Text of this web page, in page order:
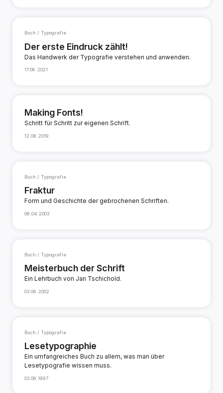
Buch / Typografie
Der erste Eindruck zählt!
Das Handwerk der Typografie verstehen und anwenden.
17.06.2021
Making Fonts!
Schritt für Schritt zur eigenen Schrift.
12.08.2019
Buch / Typografie
Fraktur
Form und Geschichte der gebrochenen Schriften.
08.04.2003
Buch / Typografie
Meisterbuch der Schrift
Ein Lehrbuch von Jan Tschichold.
03.06.2002
Buch / Typografie
Lesetypographie
Ein umfangreiches Buch zu allem, was man über
Lesetypografie wissen muss.
03.08.1997